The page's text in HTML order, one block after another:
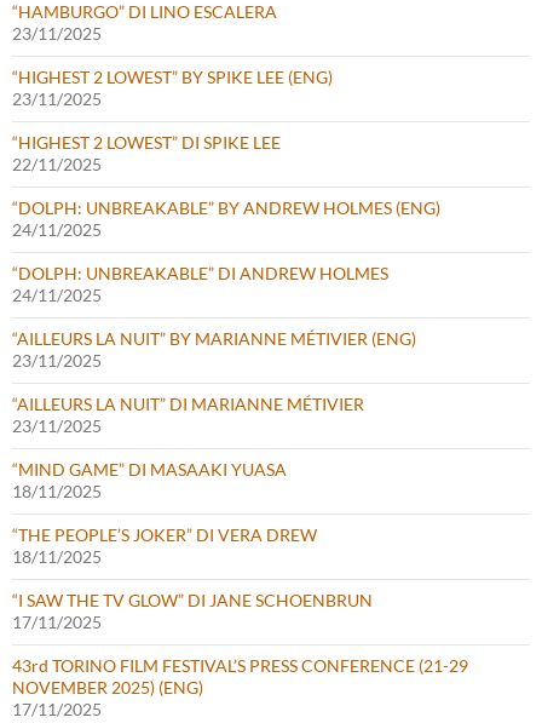
“HAMBURGO” DI LINO ESCALERA
23/11/2025
“HIGHEST 2 LOWEST” BY SPIKE LEE (ENG)
23/11/2025
“HIGHEST 2 LOWEST” DI SPIKE LEE
22/11/2025
“DOLPH: UNBREAKABLE” BY ANDREW HOLMES (ENG)
24/11/2025
“DOLPH: UNBREAKABLE” DI ANDREW HOLMES
24/11/2025
“AILLEURS LA NUIT” BY MARIANNE MÉTIVIER (ENG)
23/11/2025
“AILLEURS LA NUIT” DI MARIANNE MÉTIVIER
23/11/2025
“MIND GAME” DI MASAAKI YUASA
18/11/2025
“THE PEOPLE’S JOKER” DI VERA DREW
18/11/2025
“I SAW THE TV GLOW” DI JANE SCHOENBRUN
17/11/2025
43rd TORINO FILM FESTIVAL’S PRESS CONFERENCE (21-29
NOVEMBER 2025) (ENG)
17/11/2025